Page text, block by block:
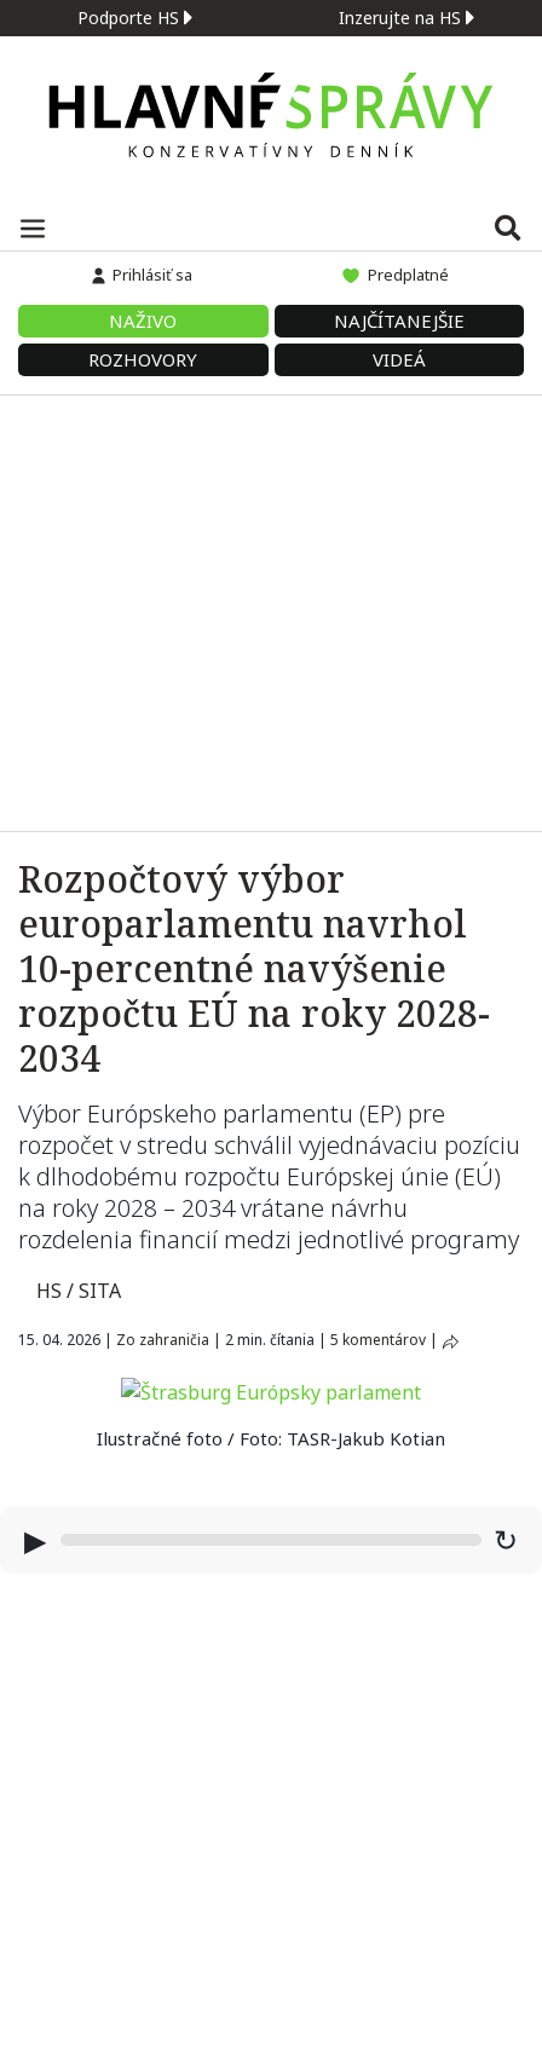
Podporte HS Inzerujte na HS
Prihlásiť sa Predplatné
NAŽIVO
NAJČÍTANEJŠIE
ROZHOVORY
VIDEÁ
Rozpočtový výbor
europarlamentu navrhol
10-percentné navýšenie
rozpočtu EÚ na roky 2028-
2034
Výbor Európskeho parlamentu (EP) pre
rozpočet v stredu schválil vyjednávaciu pozíciu
k dlhodobému rozpočtu Európskej únie (EÚ)
na roky 2028 – 2034 vrátane návrhu
rozdelenia financií medzi jednotlivé programy
HS / SITA
15. 04. 2026 | Zo zahraničia | 2 min. čítania | 5 komentárov |
Ilustračné foto / Foto: TASR-Jakub Kotian
▶ ↻